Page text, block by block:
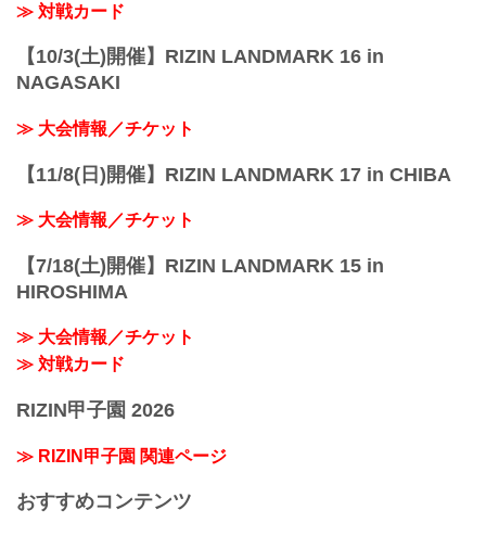
≫ 対戦カード
【10/3(土)開催】RIZIN LANDMARK 16 in
NAGASAKI
≫ 大会情報／チケット
【11/8(日)開催】RIZIN LANDMARK 17 in CHIBA
≫ 大会情報／チケット
【7/18(土)開催】RIZIN LANDMARK 15 in
HIROSHIMA
≫ 大会情報／チケット
≫ 対戦カード
RIZIN甲子園 2026
≫ RIZIN甲子園 関連ページ
おすすめコンテンツ